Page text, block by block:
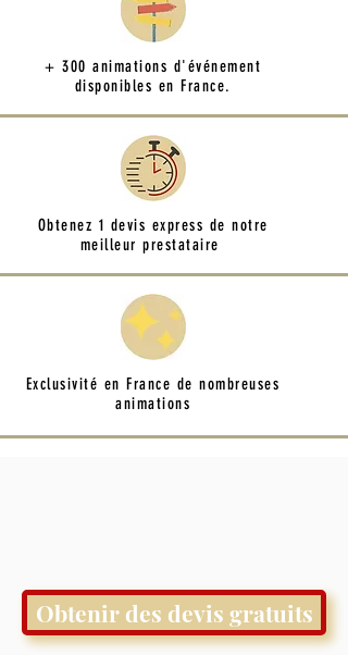
+ 300 animations d'événement
disponibles en France.
Obtenez 1 devis express de notre
meilleur prestataire
Exclusivité en France de nombreuses
animations
Obtenir des devis gratuits